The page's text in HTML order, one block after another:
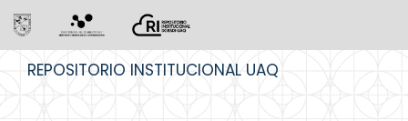
REPOSITORIO INSTITUCIONAL UAQ